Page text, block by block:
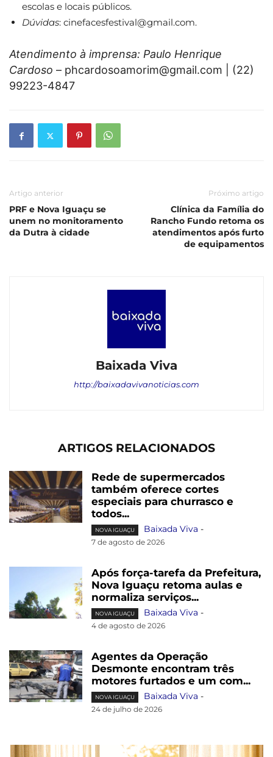
escolas e locais públicos.
Dúvidas: cinefacesfestival@gmail.com.
Atendimento à imprensa: Paulo Henrique
Cardoso – phcardosoamorim@gmail.com | (22)
99223-4847
Artigo anterior
PRF e Nova Iguaçu se
unem no monitoramento
da Dutra à cidade
Próximo artigo
Clínica da Família do
Rancho Fundo retoma os
atendimentos após furto
de equipamentos
Baixada Viva
http://baixadavivanoticias.com
ARTIGOS RELACIONADOS
Rede de supermercados
também oferece cortes
especiais para churrasco e
todos...
NOVA IGUAÇU Baixada Viva -
7 de agosto de 2026
Após força-tarefa da Prefeitura,
Nova Iguaçu retoma aulas e
normaliza serviços...
NOVA IGUAÇU Baixada Viva -
4 de agosto de 2026
Agentes da Operação
Desmonte encontram três
motores furtados e um com...
NOVA IGUAÇU Baixada Viva -
24 de julho de 2026